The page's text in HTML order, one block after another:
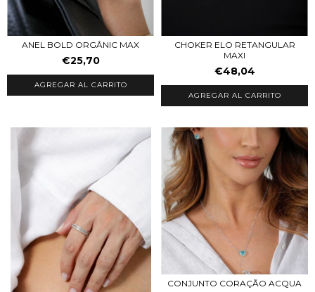
ANEL BOLD ORGÂNIC MAX
€25,70
CHOKER ELO RETANGULAR
MAXI
€48,04
CONJUNTO CORAÇÃO ACQUA